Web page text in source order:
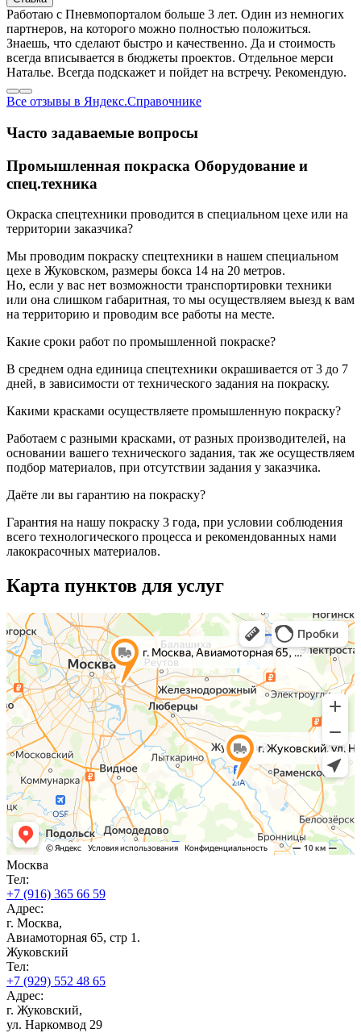
Работаю с Пневмопорталом больше 3 лет. Один из немногих
партнеров, на которого можно полностью положиться.
Знаешь, что сделают быстро и качественно. Да и стоимость
всегда вписывается в бюджеты проектов. Отдельное мерси
Наталье. Всегда подскажет и пойдет на встречу. Рекомендую.
Все отзывы в Яндекс.Справочнике
Часто задаваемые вопросы
Промышленная покраска Оборудование и
спец.техника
Окраска спецтехники проводится в специальном цехе или на
территории заказчика?
Мы проводим покраску спецтехники в нашем специальном
цехе в Жуковском, размеры бокса 14 на 20 метров.
Но, если у вас нет возможности транспортировки техники
или она слишком габаритная, то мы осуществляем выезд к вам
на территорию и проводим все работы на месте.
Какие сроки работ по промышленной покраске?
В среднем одна единица спецтехники окрашивается от 3 до 7
дней, в зависимости от технического задания на покраску.
Какими красками осуществляете промышленную покраску?
Работаем с разными красками, от разных производителей, на
основании вашего технического задания, так же осуществляем
подбор материалов, при отсутствии задания у заказчика.
Даёте ли вы гарантию на покраску?
Гарантия на нашу покраску 3 года, при условии соблюдения
всего технологического процесса и рекомендованных нами
лакокрасочных материалов.
Карта пунктов для услуг
Москва
Тел:
+7 (916) 365 66 59
Адрес:
г. Москва,
Авиамоторная 65, стр 1.
Жуковский
Тел:
+7 (929) 552 48 65
Адрес:
г. Жуковский,
ул. Наркомвод 29